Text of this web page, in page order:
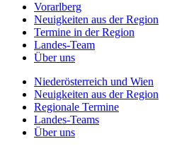
Vorarlberg
Neuigkeiten aus der Region
Termine in der Region
Landes-Team
Über uns
Niederösterreich und Wien
Neuigkeiten aus der Region
Regionale Termine
Landes-Teams
Über uns